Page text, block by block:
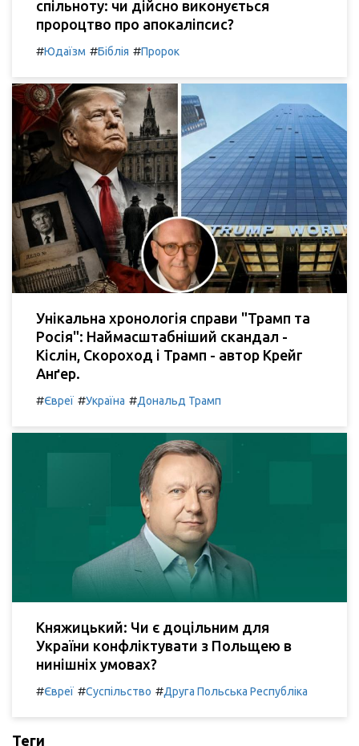
спільноту: чи дійсно виконується
пророцтво про апокаліпсис?
#Юдаїзм #Біблія #Пророк
Унікальна хронологія справи "Трамп та
Росія": Наймасштабніший скандал -
Кіслін, Скороход і Трамп - автор Крейг
Анґер.
#Євреї #Україна #Дональд Трамп
Княжицький: Чи є доцільним для
України конфліктувати з Польщею в
нинішніх умовах?
#Євреї #Суспільство #Друга Польська Республіка
Теги